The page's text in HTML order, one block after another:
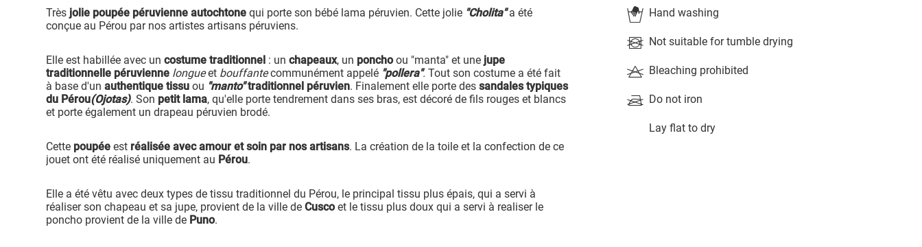
Très jolie poupée péruvienne autochtone qui porte son bébé lama péruvien. Cette jolie "Cholita"a été
conçue au Pérou par nos artistes artisans péruviens.
Elle est habillée avec uncostume traditionnel : unchapeaux, un poncho ou "manta" et une jupe
traditionnelle péruvienne longueet bouffantecommunément appelé "pollera". Tout son costume a été fait
à base d'unauthentique tissu ou "manto"traditionnel péruvien. Finalement elle porte dessandales typiques
du Pérou(Ojotas). Son petit lama, qu'elle porte tendrement dans ses bras, est décoré de fils rouges et blancs
et porte également un drapeau péruvien brodé.
Cette poupéeest réalisée avec amour et soin par nos artisans. La création de la toile et la confection de ce
jouet ont été réalisé uniquement au Pérou.
Elle a été vêtu avec deux types de tissu traditionnel du Pérou, le principal tissu plus épais, qui a servi à
réaliser son chapeau et sa jupe, provient de la ville deCusco et le tissu plus doux qui a servi à realiser le
poncho provient de la ville de Puno.
Hand washing
Not suitable for tumble drying
Bleaching prohibited
Do not iron
Lay flat to dry